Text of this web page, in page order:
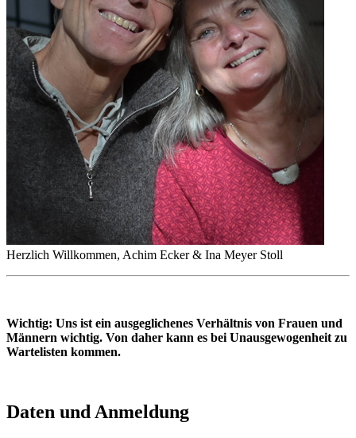
Herzlich Willkommen, Achim Ecker & Ina Meyer Stoll
Wichtig: Uns ist ein ausgeglichenes Verhältnis von Frauen und
Männern wichtig. Von daher kann es bei Unausgewogenheit zu
Wartelisten kommen.
Daten und Anmeldung